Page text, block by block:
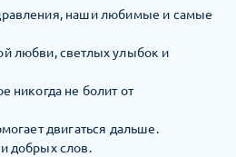
наши любимые и самые
любви, светлых улыбок и
никогда не болит от
двигаться дальше.
добрых слов.